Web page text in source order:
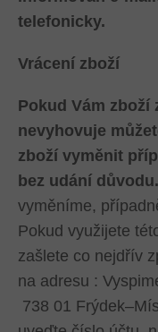
telefonicky.
Vrácení zboží
Pokud Vám
nevyhovuje
zboží vyměnit
bez udání důvodu.
vyměníme,
Pokud využijete
zašlete co nejdřív
na adresu :
738 01